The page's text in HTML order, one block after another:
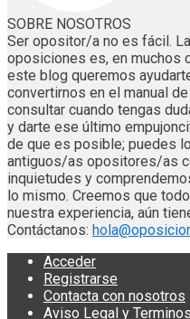
SOBRE NOSOTROS
Ser opositor/a no es fácil.
oposiciones es, en muchos
este blog queremos
convertirnos en el manual
consultar cuando tengas
y darte ese último
de que es posible; puedes
antiguos/as opositores/as
inquietudes y
lo mismo. Creemos que
nuestra experiencia, aún
Contáctanos:
Acceder
Registrarse
Contacta con nosotros
Aviso Legal y